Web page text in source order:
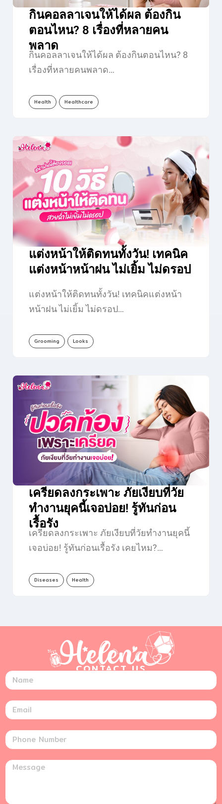
กินคอลลาเจนให้ได้ผล ต้องกิน
ตอนไหน? 8 เรื่องที่หลายคน
พลาด
กินคอลลาเจนให้ได้ผล ต้องกินตอนไหน? 8
เรื่องที่หลายคนพลาด…
Health Healthcare
แต่งหน้าให้ติดทนทั้งวัน! เทคนิค
แต่งหน้าหน้าฝน ไม่เยิ้ม ไม่ดรอป
แต่งหน้าให้ติดทนทั้งวัน! เทคนิคแต่งหน้า
หน้าฝน ไม่เยิ้ม ไม่ดรอป…
Grooming Looks
เครียดลงกระเพาะ ภัยเงียบที่วัย
ทำงานยุคนี้เจอบ่อย! รู้ทันก่อน
เรื้อรัง
เครียดลงกระเพาะ ภัยเงียบที่วัยทำงานยุคนี้
เจอบ่อย! รู้ทันก่อนเรื้อรัง เคยไหม?…
Diseases Health
CONTACT US